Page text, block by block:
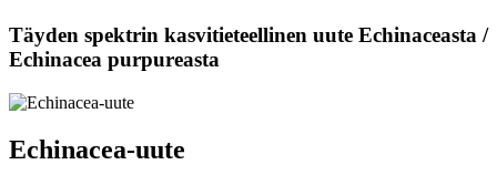
Täyden spektrin kasvitieteellinen uute Echinaceasta /
Echinacea purpureasta
Echinacea-uute